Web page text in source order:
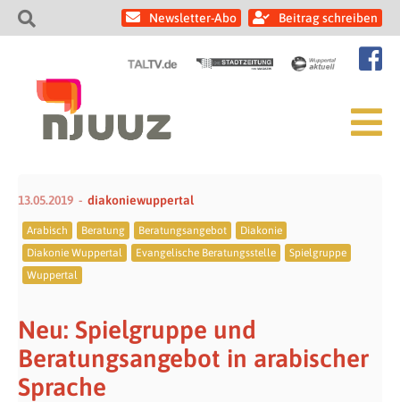
Newsletter-Abo Beitrag schreiben
13.05.2019 diakoniewuppertal
Arabisch Beratung Beratungsangebot
Diakonie
Diakonie Wuppertal
Evangelische Beratungsstelle
Spielgruppe
Wuppertal
Neu: Spielgruppe und
Beratungsangebot in arabischer
Sprache